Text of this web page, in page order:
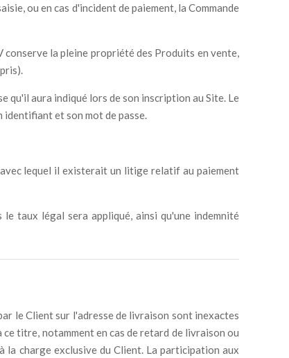
ou en cas d'incident de paiement, la Commande
conserve la pleine propriété des Produits en vente,
qu'il aura indiqué lors de son inscription au Site. Le
identifiant et son mot de passe.
lequel il existerait un litige relatif au paiement
taux légal sera appliqué, ainsi qu'une indemnité
le Client sur l'adresse de livraison sont inexactes
titre, notamment en cas de retard de livraison ou
la charge exclusive du Client. La participation aux